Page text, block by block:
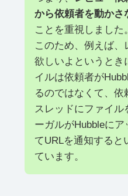
から依頼者を動かさ
ことを重視しました。
このため、例えば、
欲しいよというとき
イルは依頼者が
るのではなくて、依
スレッドにファイル
ーガルがHubbleにア
てURLを通知すると
ています。